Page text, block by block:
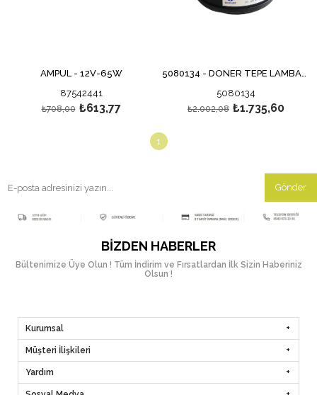
AMPÜL - 12V-65W
87542441
₺613,77
₺708,00
5080134 - DÖNER TEPE LAMBASI - DÖNER LAMBA
5080134
₺1.735,60
₺2.002,08
1
Gönder
BIZDEN HABERLER
Bültenimize Üye Olun ! Tüm İndirim ve Fırsatlardan İlk Sizin Haberiniz
Olsun !
Kurumsal
Müşteri İlişkileri
Yardım